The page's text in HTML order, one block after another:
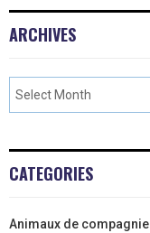
ARCHIVES
CATEGORIES
Animaux de compagnie